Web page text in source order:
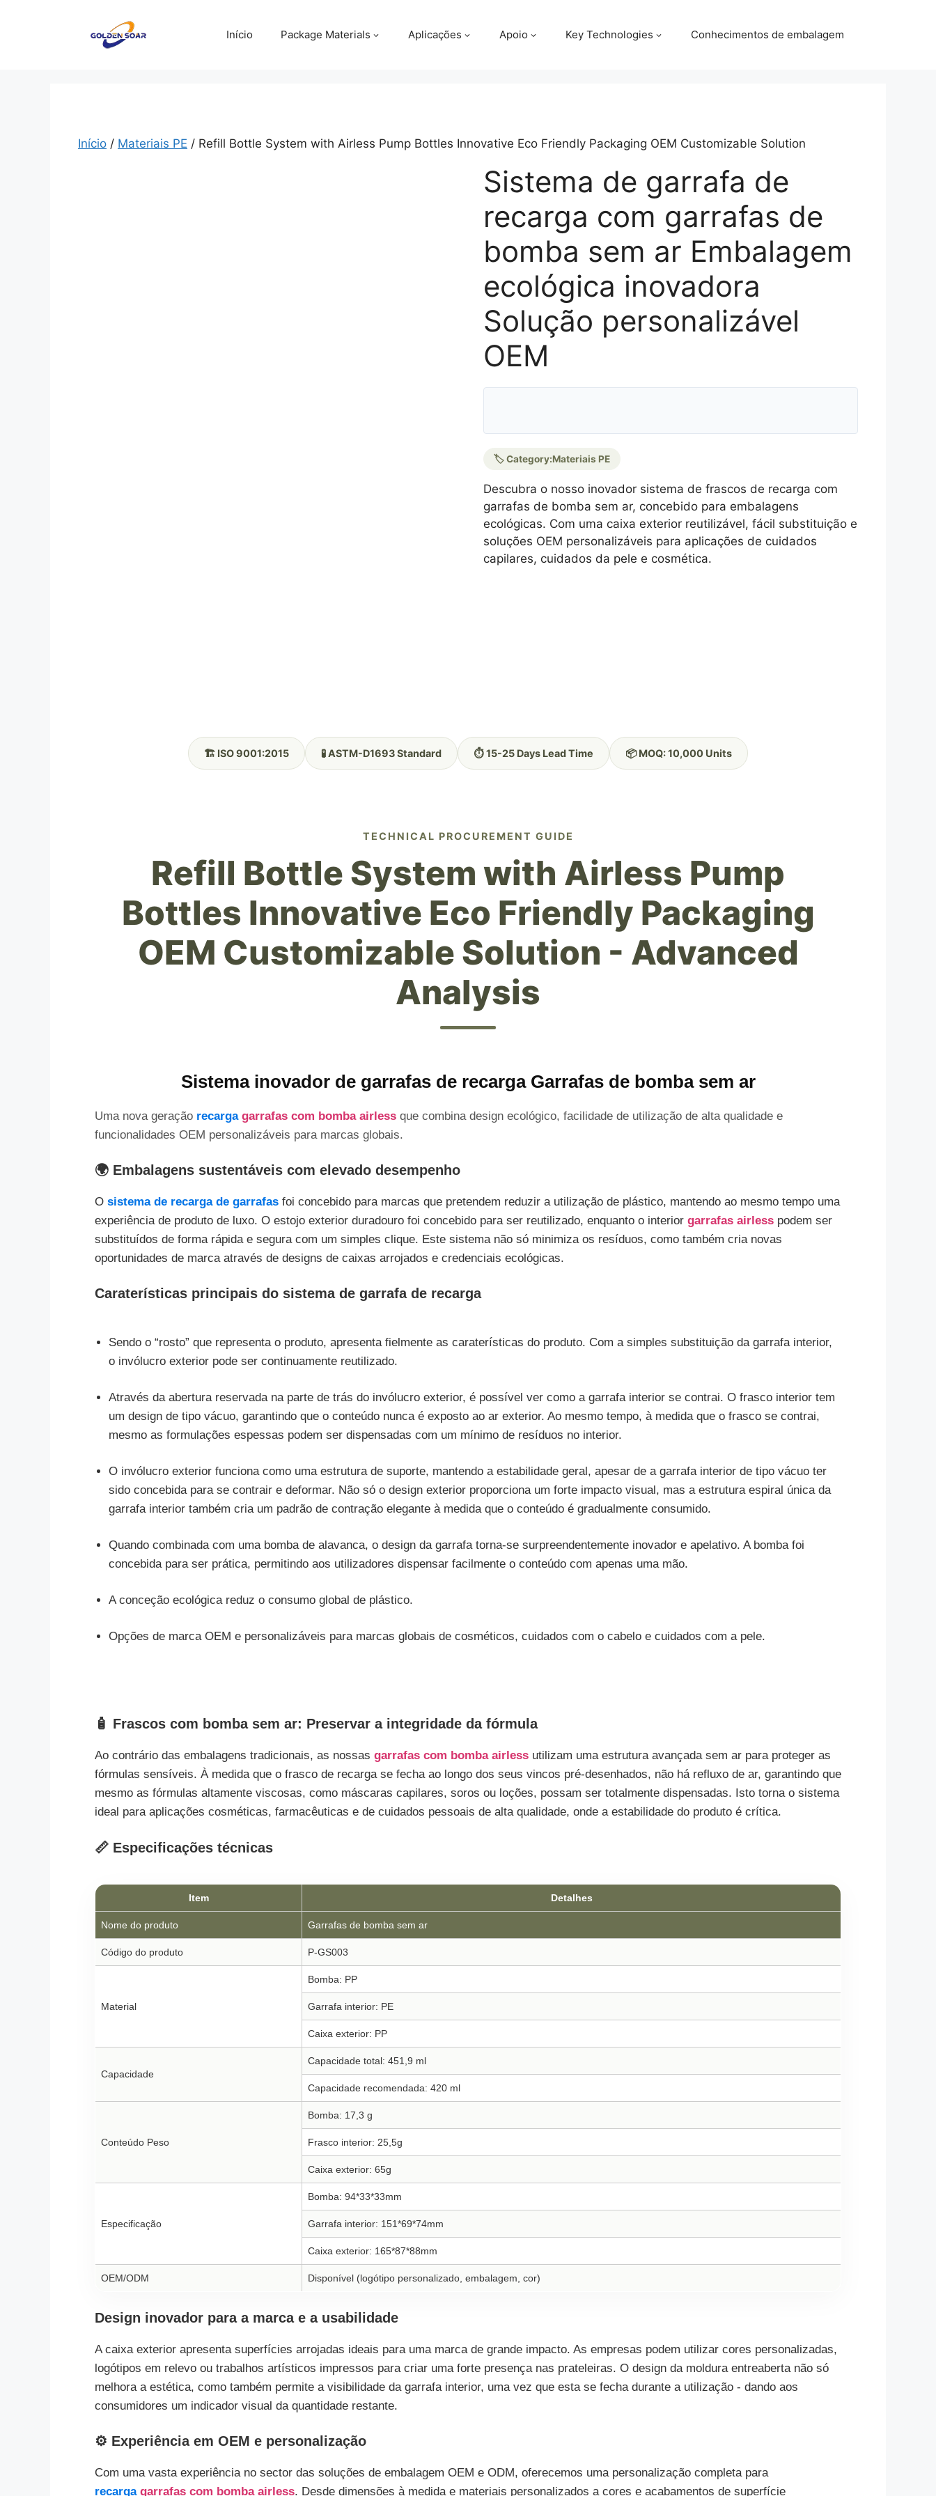
Início Package Materials Aplicações Apoio Key Technologies Conhecimentos de embalagem
Início / Materiais PE / Refill Bottle System with Airless Pump Bottles Innovative Eco Friendly Packaging OEM Customizable Solution
Sistema de garrafa de
recarga com garrafas de
bomba sem ar Embalagem
ecológica inovadora
Solução personalizável
OEM
🏷️ Category:Materiais PE
Descubra o nosso inovador sistema de frascos de recarga com
garrafas de bomba sem ar, concebido para embalagens
ecológicas. Com uma caixa exterior reutilizável, fácil substituição e
soluções OEM personalizáveis para aplicações de cuidados
capilares, cuidados da pele e cosmética.
🏗️ ISO 9001:2015 🧪 ASTM-D1693 Standard ⏱️ 15-25 Days Lead Time 📦 MOQ: 10,000 Units
TECHNICAL PROCUREMENT GUIDE
Refill Bottle System with Airless Pump
Bottles Innovative Eco Friendly Packaging
OEM Customizable Solution - Advanced
Analysis
Sistema inovador de garrafas de recarga Garrafas de bomba sem ar
Uma nova geração recarga garrafas com bomba airless que combina design ecológico, facilidade de utilização de alta qualidade e
funcionalidades OEM personalizáveis para marcas globais.
🌍 Embalagens sustentáveis com elevado desempenho
O sistema de recarga de garrafas foi concebido para marcas que pretendem reduzir a utilização de plástico, mantendo ao mesmo tempo uma
experiência de produto de luxo. O estojo exterior duradouro foi concebido para ser reutilizado, enquanto o interior garrafas airless podem ser
substituídos de forma rápida e segura com um simples clique. Este sistema não só minimiza os resíduos, como também cria novas
oportunidades de marca através de designs de caixas arrojados e credenciais ecológicas.
Caraterísticas principais do sistema de garrafa de recarga
Sendo o “rosto” que representa o produto, apresenta fielmente as caraterísticas do produto. Com a simples substituição da garrafa interior,
o invólucro exterior pode ser continuamente reutilizado.
Através da abertura reservada na parte de trás do invólucro exterior, é possível ver como a garrafa interior se contrai. O frasco interior tem
um design de tipo vácuo, garantindo que o conteúdo nunca é exposto ao ar exterior. Ao mesmo tempo, à medida que o frasco se contrai,
mesmo as formulações espessas podem ser dispensadas com um mínimo de resíduos no interior.
O invólucro exterior funciona como uma estrutura de suporte, mantendo a estabilidade geral, apesar de a garrafa interior de tipo vácuo ter
sido concebida para se contrair e deformar. Não só o design exterior proporciona um forte impacto visual, mas a estrutura espiral única da
garrafa interior também cria um padrão de contração elegante à medida que o conteúdo é gradualmente consumido.
Quando combinada com uma bomba de alavanca, o design da garrafa torna-se surpreendentemente inovador e apelativo. A bomba foi
concebida para ser prática, permitindo aos utilizadores dispensar facilmente o conteúdo com apenas uma mão.
A conceção ecológica reduz o consumo global de plástico.
Opções de marca OEM e personalizáveis para marcas globais de cosméticos, cuidados com o cabelo e cuidados com a pele.
🧴 Frascos com bomba sem ar: Preservar a integridade da fórmula
Ao contrário das embalagens tradicionais, as nossas garrafas com bomba airless utilizam uma estrutura avançada sem ar para proteger as
fórmulas sensíveis. À medida que o frasco de recarga se fecha ao longo dos seus vincos pré-desenhados, não há refluxo de ar, garantindo que
mesmo as fórmulas altamente viscosas, como máscaras capilares, soros ou loções, possam ser totalmente dispensadas. Isto torna o sistema
ideal para aplicações cosméticas, farmacêuticas e de cuidados pessoais de alta qualidade, onde a estabilidade do produto é crítica.
📏 Especificações técnicas
Item Detalhes
Nome do produto Garrafas de bomba sem ar
Código do produto P-GS003
Material
Bomba: PP
Garrafa interior: PE
Caixa exterior: PP
Capacidade
Capacidade total: 451,9 ml
Capacidade recomendada: 420 ml
Conteúdo Peso
Bomba: 17,3 g
Frasco interior: 25,5g
Caixa exterior: 65g
Especificação
Bomba: 94*33*33mm
Garrafa interior: 151*69*74mm
Caixa exterior: 165*87*88mm
OEM/ODM Disponível (logótipo personalizado, embalagem, cor)
Design inovador para a marca e a usabilidade
A caixa exterior apresenta superfícies arrojadas ideais para uma marca de grande impacto. As empresas podem utilizar cores personalizadas,
logótipos em relevo ou trabalhos artísticos impressos para criar uma forte presença nas prateleiras. O design da moldura entreaberta não só
melhora a estética, como também permite a visibilidade da garrafa interior, uma vez que esta se fecha durante a utilização - dando aos
consumidores um indicador visual da quantidade restante.
⚙️ Experiência em OEM e personalização
Com uma vasta experiência no sector das soluções de embalagem OEM e ODM, oferecemos uma personalização completa para
recarga garrafas com bomba airless. Desde dimensões à medida e materiais personalizados a cores e acabamentos de superfície